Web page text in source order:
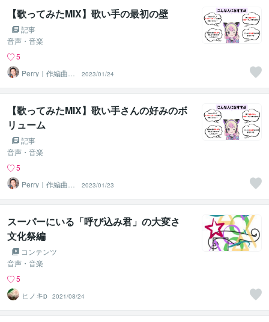
【歌ってみたMIX】歌い手の最初の壁
記事
音声・音楽
5
Perry｜作編曲・
2023/01/24
【歌ってみたMIX】歌い手さんの好みのボ
リューム
記事
音声・音楽
5
Perry｜作編曲・
2023/01/23
スーパーにいる「呼び込み君」の大変さ
文化祭編
コンテンツ
音声・音楽
5
ヒノキp 2021/08/24